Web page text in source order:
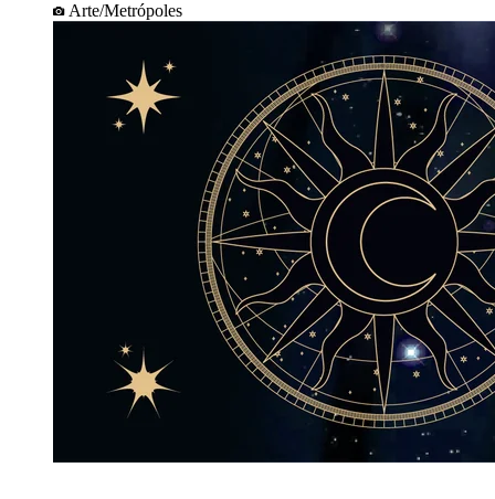
Arte/Metrópoles